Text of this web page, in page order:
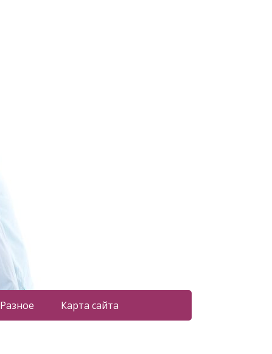
Разное Карта сайта